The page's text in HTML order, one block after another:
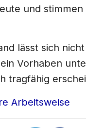
und
lässt sich
Vorhaben
tragfähig
Arbeitsweise